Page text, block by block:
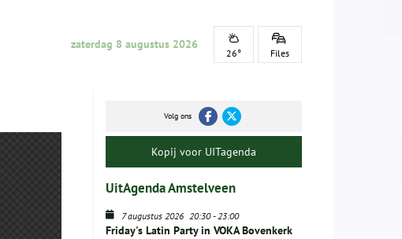
zaterdag 8 augustus 2026
26° Files
Volg ons
Kopij voor UITagenda
UitAgenda Amstelveen
7 augustus 2026 20:30-23:00
Friday's Latin Party in VOKA Bovenkerk